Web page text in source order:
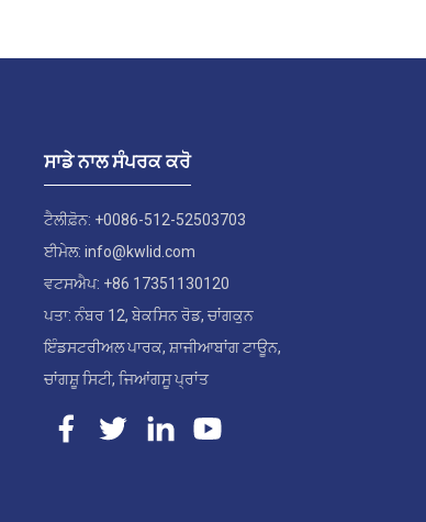
ਸਾਡੇ ਨਾਲ ਸੰਪਰਕ ਕਰੋ
ਟੈਲੀਫ਼ੋਨ: +0086-512-52503703
ਈਮੇਲ: info@kwlid.com
ਵਟਸਐਪ: +86 17351130120
ਪਤਾ: ਨੰਬਰ 12, ਬੇਕਸਿਨ ਰੋਡ, ਚਾਂਗਕੁਨ
ਇੰਡਸਟਰੀਅਲ ਪਾਰਕ, ​​ਸ਼ਾਜੀਆਬਾਂਗ ਟਾਊਨ,
ਚਾਂਗਸ਼ੂ ਸਿਟੀ, ਜਿਆਂਗਸੂ ਪ੍ਰਾਂਤ